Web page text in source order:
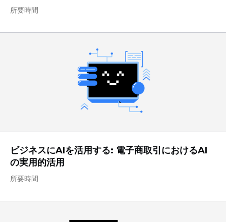
所要時間
ビジネスにAIを活用する: 電子商取引におけるAI
の実用的活用
所要時間